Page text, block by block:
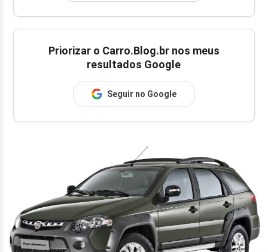
Priorizar o Carro.Blog.br nos meus
resultados Google
Seguir no Google